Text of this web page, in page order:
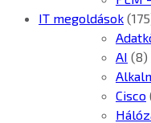
IT megoldások
AI (8)
Cisco